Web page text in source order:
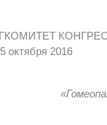
октября 2016